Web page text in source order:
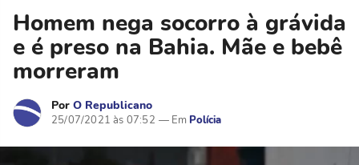
Homem nega socorro à grávida
e é preso na Bahia. Mãe e bebê
morreram
Por O Republicano
25/07/2021 às 07:52 Polícia